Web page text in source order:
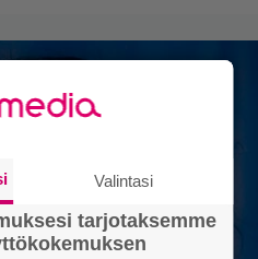
Valintasi
tarjotaksemme